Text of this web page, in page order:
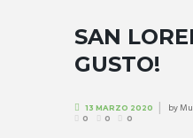
SAN
GUSTO!
13 MARZO 2020 by
0 0 0